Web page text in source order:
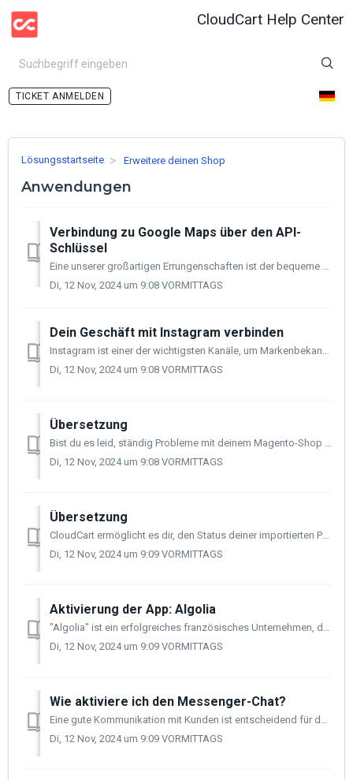
CloudCart Help Center
ANMELDEN
Lösungsstartseite Erweitere deinen Shop
Anwendungen
Verbindung zu Google Maps über den API-
Schlüssel
Eine unserer großartigen Errungenschaften ist der bequeme und schnelle Checkout, durch den Benutzer keine Zeit damit verschwenden, lästig persönliche Inf...
Di, 12 Nov, 2024 um 9:08 VORMITTAGS
Dein Geschäft mit Instagram verbinden
Instagram ist einer der wichtigsten Kanäle, um Markenbekanntheit zu erreichen. In deinem CloudCart-Shop hast du die Möglichkeit, die Instagram-Anwendung zu ...
Di, 12 Nov, 2024 um 9:08 VORMITTAGS
Übersetzung
Bist du es leid, ständig Probleme mit deinem Magento-Shop zu haben? Nervt dich die hohe Wartung, die Entwicklungskosten und die Innovationsgebühren? Ständig...
Di, 12 Nov, 2024 um 9:08 VORMITTAGS
Übersetzung
CloudCart ermöglicht es dir, den Status deiner importierten Produkte zu verfolgen und die Historie all deiner Importe einzusehen. Das kannst du über die ...
Di, 12 Nov, 2024 um 9:09 VORMITTAGS
Aktivierung der App: Algolia
"Algolia" ist ein erfolgreiches französisches Unternehmen, das ein Web-Suchprodukt für das SaaS-Softwaremodell anbietet. Obwohl Site-Suchen schon ...
Di, 12 Nov, 2024 um 9:09 VORMITTAGS
Wie aktiviere ich den Messenger-Chat?
Eine gute Kommunikation mit Kunden ist entscheidend für das erfolgreiche Management eines jeden Online-Geschäfts. Deshalb haben wir im Adminbereich dei...
Di, 12 Nov, 2024 um 9:09 VORMITTAGS